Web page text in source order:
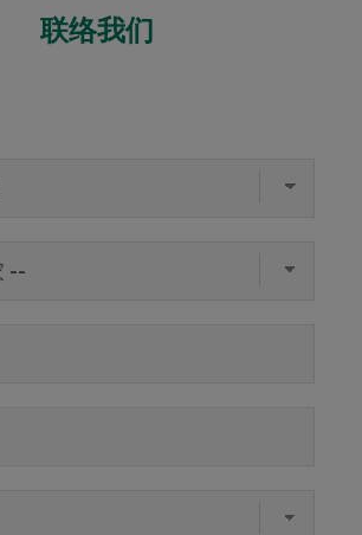
联络我们